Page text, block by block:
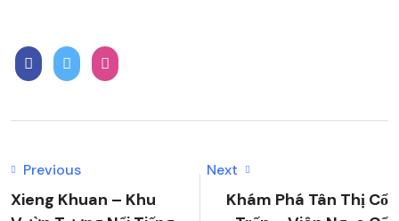
Previous
Xieng Khuan – Khu
Next
Khám Phá Tân Thị Cổ